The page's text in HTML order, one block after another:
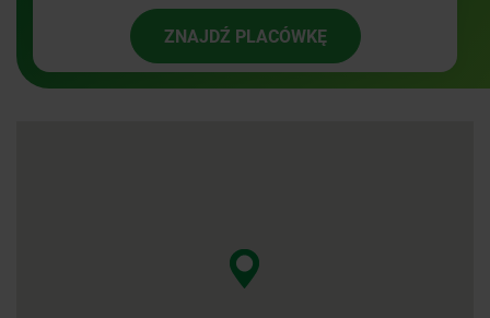
ZNAJDŹ PLACÓWKĘ